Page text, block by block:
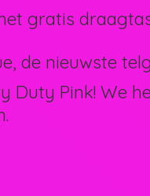
gratis
de nieuwste
Duty Pink! We